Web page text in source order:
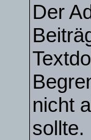
Der
nicht
sollte.